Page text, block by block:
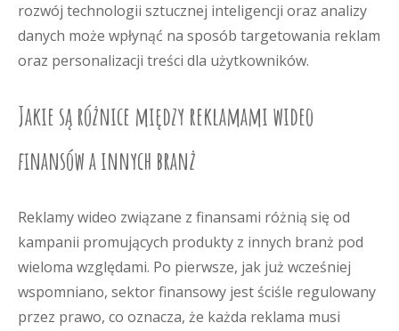
rozwój technologii sztucznej inteligencji oraz analizy
danych może wpłynąć na sposób targetowania reklam
oraz personalizacji treści dla użytkowników.
Jakie są różnice między reklamami wideo
finansów a innych branż
Reklamy wideo związane z finansami różnią się od
kampanii promujących produkty z innych branż pod
wieloma względami. Po pierwsze, jak już wcześniej
wspomniano, sektor finansowy jest ściśle regulowany
przez prawo, co oznacza, że każda reklama musi